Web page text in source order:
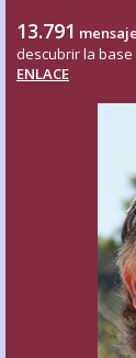
13.791
descubrir la
ENLACE